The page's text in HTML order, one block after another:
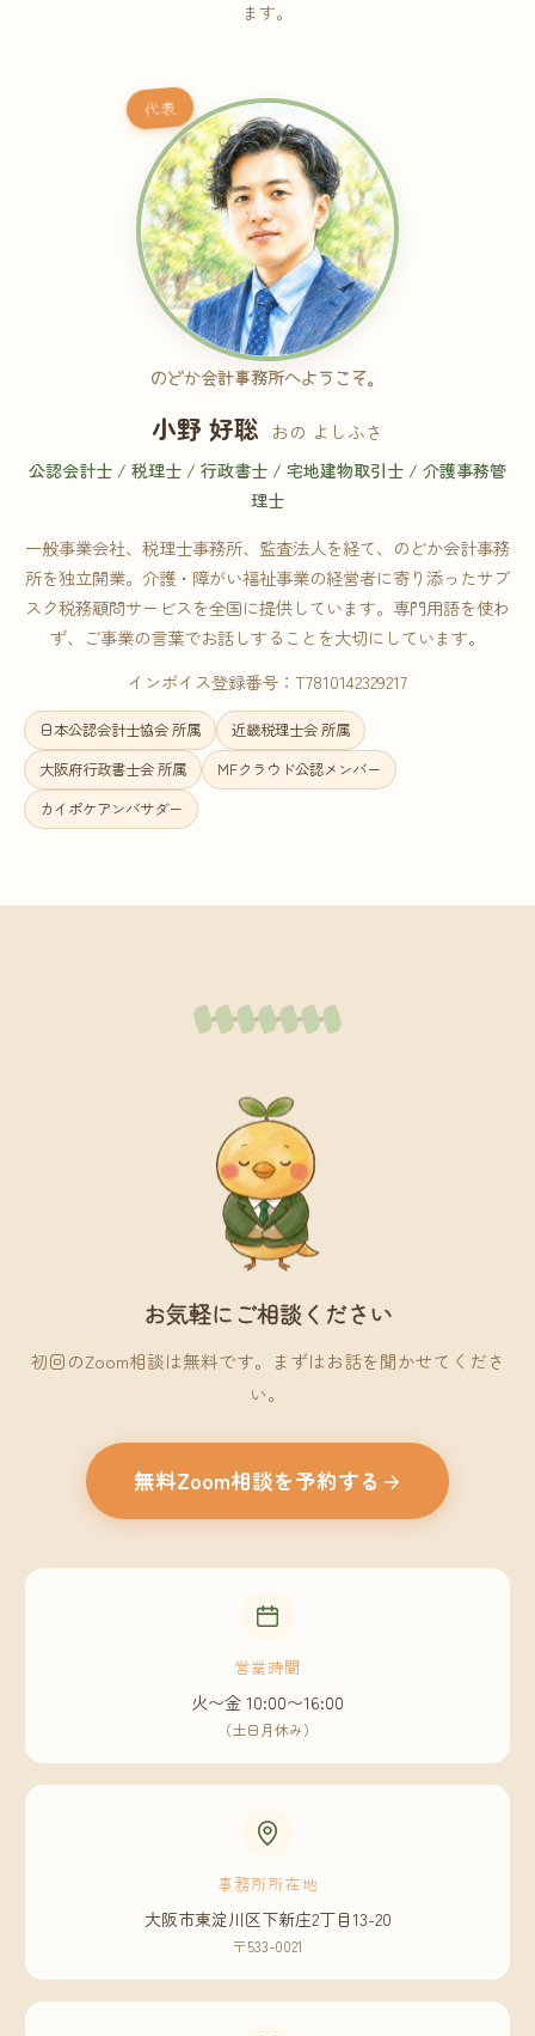
ます。
代表
のどか会計事務所へようこそ。
小野 好聡 おの よしふさ
公認会計士 / 税理士 / 行政書士 / 宅地建物取引士 / 介護事務管
理士
一般事業会社、税理士事務所、監査法人を経て、のどか会計事務
所を独立開業。介護・障がい福祉事業の経営者に寄り添ったサブ
スク税務顧問サービスを全国に提供しています。専門用語を使わ
ず、ご事業の言葉でお話しすることを大切にしています。
インボイス登録番号：T7810142329217
日本公認会計士協会 所属
近畿税理士会 所属
大阪府行政書士会 所属
MFクラウド公認メンバー
カイポケアンバサダー
お気軽にご相談ください
初回のZoom相談は無料です。まずはお話を聞かせてくださ
い。
無料Zoom相談を予約する
営業時間
火〜金 10:00〜16:00
（土日月休み）
事務所所在地
大阪市東淀川区下新庄2丁目13-20
〒533-0021